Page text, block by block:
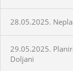
28.05.2025.
29.05.2025.
Doljani